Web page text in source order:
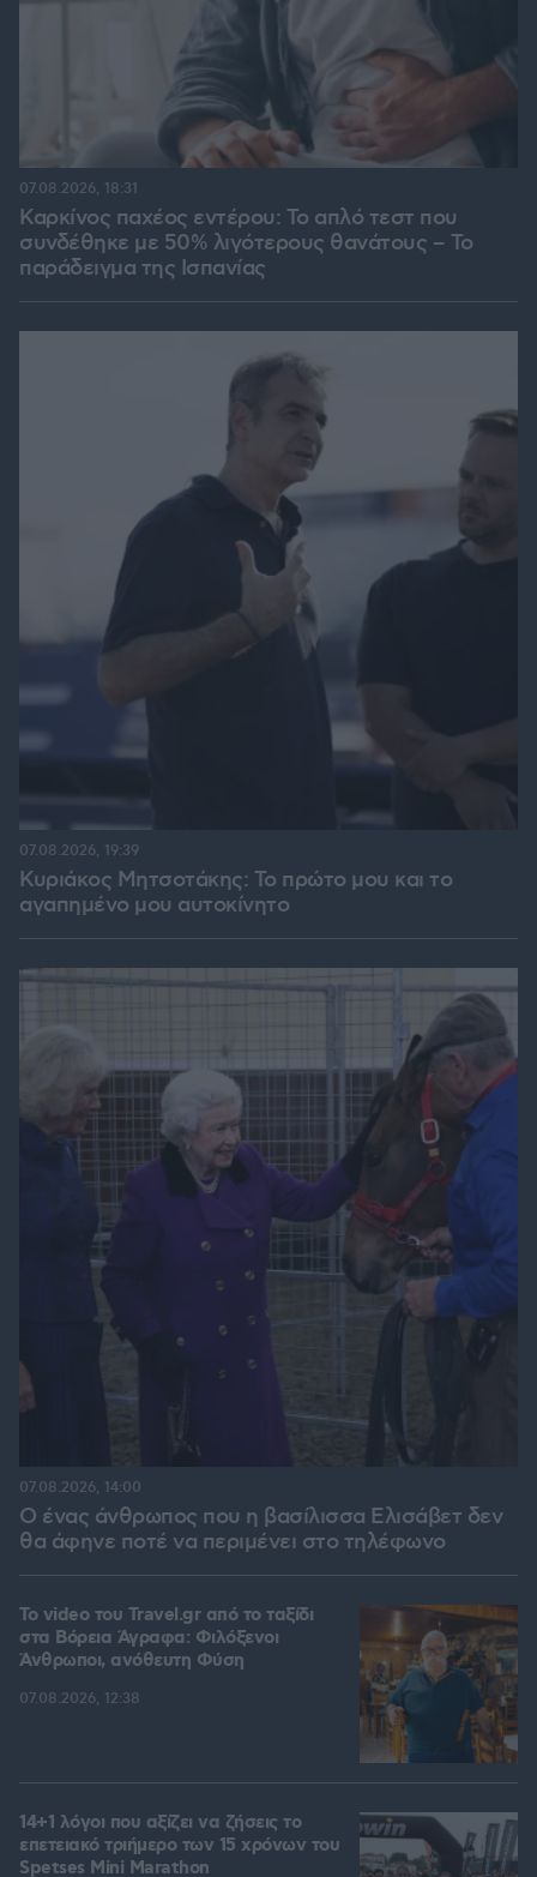
Καρκίνος παχέος εντέρου: Το απλό τεστ που
συνδέθηκε με 50% λιγότερους θανάτους – Το
παράδειγμα της Ισπανίας
07.08.2026, 18:31
Κυριάκος Μητσοτάκης: Το πρώτο μου και το
αγαπημένο μου αυτοκίνητο
07.08.2026, 19:39
Ο ένας άνθρωπος που η βασίλισσα Ελισάβετ δεν
θα άφηνε ποτέ να περιμένει στο τηλέφωνο
07.08.2026, 14:00
To video του Travel.gr από το ταξίδι
στα Βόρεια Άγραφα: Φιλόξενοι
Άνθρωποι, ανόθευτη Φύση
07.08.2026, 12:38
14+1 λόγοι που αξίζει να ζήσεις το
επετειακό τριήμερο των 15 χρόνων του
Spetses Mini Marathon